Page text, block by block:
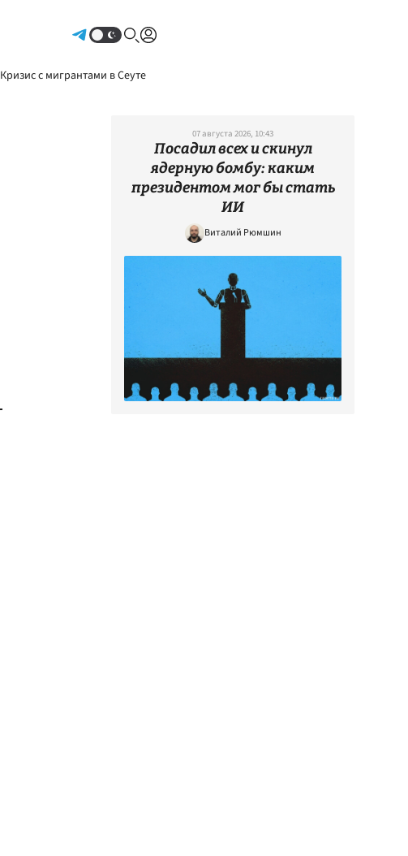
Кризис с мигрантами в Сеуте
07 августа 2026, 10:43
Посадил всех и скинул
ядерную бомбу: каким
президентом мог бы стать
ИИ
Виталий Рюмшин